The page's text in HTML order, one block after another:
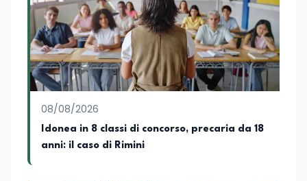
Docente a contratto di Diritto
dell'Economia e Diritto Internazionale
presso la SSML di Lamezia Terme e
presso l'Università Telematica eCampus,
è autore di pubblicazioni in ambito
pedagogico sulle competenze
caratteriali e il framework LifeComp. Ha
tenuto interventi al Senato della
Regione Lombardia e a Buenos Aires su
temi che spaziano dalla pedagogia
08/08/2026
Idonea in 8 classi di concorso, precaria da 18
anni: il caso di Rimini